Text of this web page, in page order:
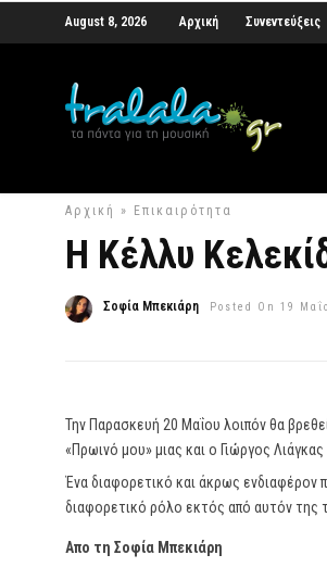
August 8, 2026 Αρχική Συνεντεύξεις
Αρχική » Επικαιρότητα
Η Κέλλυ
Σοφία Μπεκιάρη Posted On 19
Την Παρασκευή 20 Μαΐου λοιπόν θα
«Πρωινό μου» μιας και ο Γιώργος
Ένα διαφορετικό και άκρως
διαφορετικό ρόλο εκτός από αυτόν της
Απο τη Σοφία Μπεκιάρη